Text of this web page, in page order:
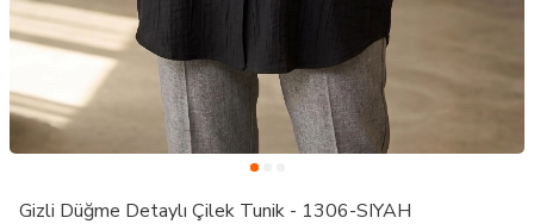
Gizli Düğme Detaylı Çilek Tunik - 1306-SIYAH